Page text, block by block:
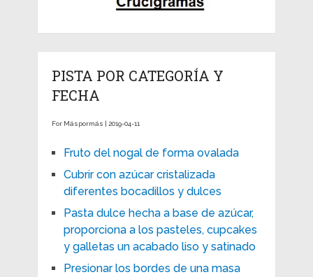
PISTA POR CATEGORÍA Y
FECHA
For Máspormás | 2019-04-11
Fruto del nogal de forma ovalada
Cubrir con azúcar cristalizada
diferentes bocadillos y dulces
Pasta dulce hecha a base de azúcar,
proporciona a los pasteles, cupcakes
y galletas un acabado liso y satinado
Presionar los bordes de una masa